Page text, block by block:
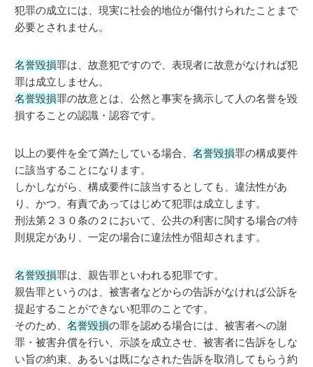
犯罪の成立には、現実に社会的地位が傷付けられたことまで
必要とされません。
名誉毀損罪は、故意犯ですので、表現者に故意がなければ犯
罪は成立しません。
名誉毀損罪の故意とは、公然と事実を摘示して人の名誉を毀
損することの認識・認容です。
以上の要件を全て満たしている場合、名誉毀損罪の構成要件
に該当することになります。
しかしながら、構成要件に該当するとしても、違法性があ
り、かつ、有責であってはじめて犯罪は成立します。
刑法第２３０条の２において、公共の利害に関する場合の特
則規定があり、一定の場合に違法性が阻却されます。
名誉毀損罪は、親告罪といわれる犯罪です。
親告罪というのは、被害者などからの告訴がなければ公訴を
提起することができない犯罪のことです。
そのため、名誉毀損の罪を認める場合には、被害者への謝
罪・被害弁償を行い、示談を成立させ、被害者に告訴をしな
い旨の約束、あるいは既になされた告訴を取消してもらう約